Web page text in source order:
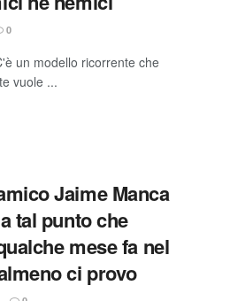
0
un modello ricorrente che
vuole ...
Jaime Manca
tal punto che
mese fa nel
ci provo